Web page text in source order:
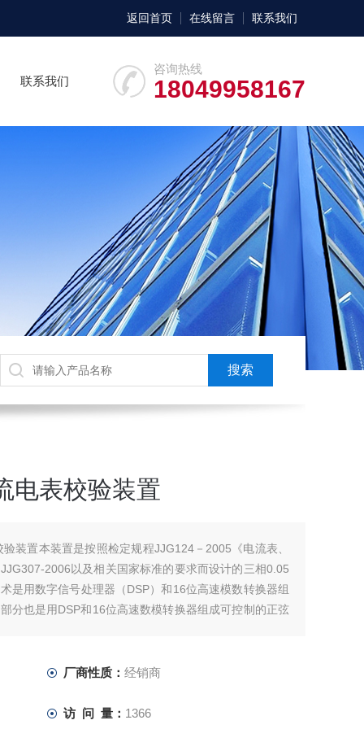
返回首页 在线留言 联系我们
咨询热线
18049958167
联系我们
电表校验装置
装置本装置是按照检定规程JJG124－2005《电流表、
2006以及相关国家标准的要求而设计的三相0.05
是用数字信号处理器（DSP）和16位高速模数转换器组
分也是用DSP和16位高速数模转换器组成可控制的正弦
厂商性质： 经销商
访 问 量： 1366